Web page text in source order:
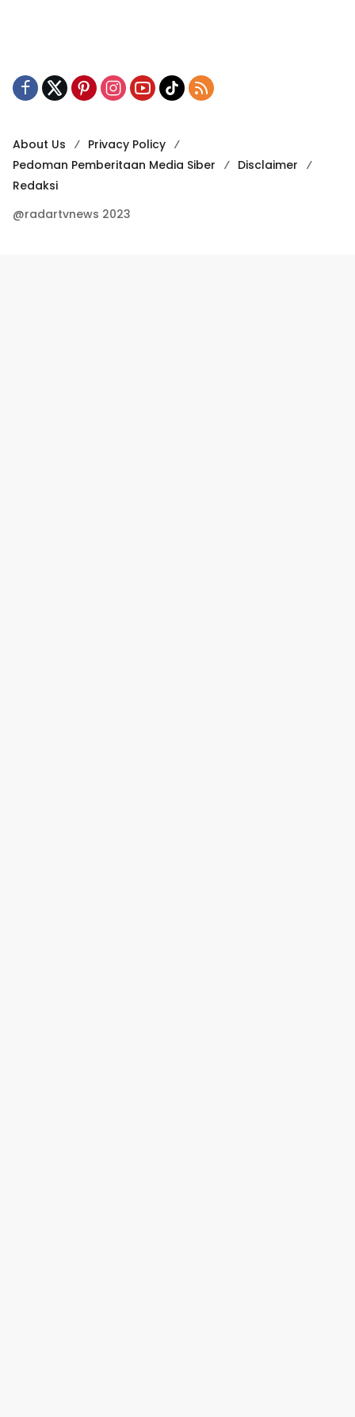
About Us
Privacy Policy
Pedoman Pemberitaan Media Siber
Disclaimer
Redaksi
@radartvnews 2023